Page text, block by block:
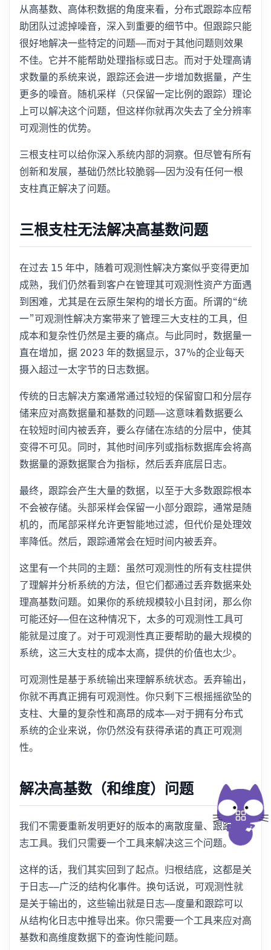
从高基数、高体积数据的角度来看，分布式跟踪本应帮
助团队过滤掉噪音，深入到重要的细节中。但跟踪只能
很好地解决一些特定的问题——而对于其他问题则效果
不佳。它并不能帮助处理指标或日志。而对于处理高请
求数量的系统来说，跟踪还会进一步增加数据量，产生
更多的噪音。随机采样（只保留一定比例的跟踪）理论
上可以解决这个问题，但这样你就再次失去了全分辨率
可观测性的优势。
三根支柱可以给你深入系统内部的洞察。但尽管有所有
创新和发展，基础仍然比较脆弱——因为没有任何一根
支柱真正解决了问题。
三根支柱无法解决高基数问题
在过去 15 年中，随着可观测性解决方案似乎变得更加
成熟，我们仍然看到客户在管理其可观测性资产方面遇
到困难，尤其是在云原生架构的增长方面。所谓的“统
一”可观测性解决方案带来了管理三大支柱的工具，但
成本和复杂性仍然是主要的痛点。与此同时，数据量一
直在增加，据 2023 年的数据显示，37%的企业每天
摄入超过一太字节的日志数据。
传统的日志解决方案通常通过较短的保留窗口和分层存
储来应对高数据量和基数的问题——这意味着数据要么
在较短时间内被丢弃，要么存储在冻结的分层中，使其
变得不可见。同时，其他时间序列或指标数据库会将高
数据量的源数据聚合为指标，然后丢弃底层日志。
最终，跟踪会产生大量的数据，以至于大多数跟踪根本
不会被存储。头部采样会保留一小部分跟踪，通常是随
机的，而尾部采样允许更智能地过滤，但代价是处理效
率降低。然后，跟踪通常会在短时间内被丢弃。
这里有一个共同的主题：虽然可观测性的所有支柱提供
了理解并分析系统的方法，但它们都通过丢弃数据来处
理高基数问题。如果你的系统规模较小且封闭，那么你
可能还好——但在这种情况下，太多的可观测性工具可
能就是过度了。对于可观测性真正要帮助的最大规模的
系统，这三大支柱的成本太高，提供的价值也太少。
可观测性是基于系统输出来理解系统状态。丢弃输出，
你就不再真正拥有可观测性。你只剩下三根摇摇欲坠的
支柱、大量的复杂性和高昂的成本——对于拥有分布式
系统的企业来说，你仍然没有获得承诺的真正可观测
性。
解决高基数（和维度）问题
我们不需要重新发明更好的版本的离散度量、跟踪和日
志工具。我们只需要一个工具来解决这三个问题。
这样的话，我们其实回到了起点。归根结底，这都是关
于日志——广泛的结构化事件。换句话说，可观测性就
是关于输出的，这些输出就是日志——度量和跟踪可以
从结构化日志中推导出来。你只需要一个工具来应对高
基数和高维度数据下的查询性能问题。